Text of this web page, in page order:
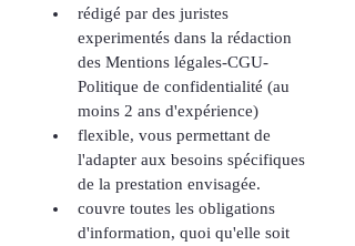
rédigé par des juristes
experimentés dans la rédaction
des Mentions légales-CGU-
Politique de confidentialité (au
moins 2 ans d'expérience)
flexible, vous permettant de
l'adapter aux besoins spécifiques
de la prestation envisagée.
couvre toutes les obligations
d'information, quoi qu'elle soit